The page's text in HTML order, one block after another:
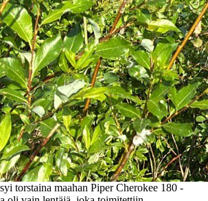
torstaina maahan Piper Cherokee 180 -